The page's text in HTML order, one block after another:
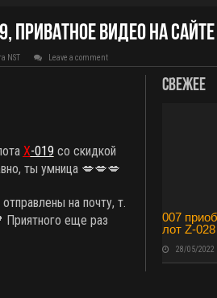
приватное видео на сайте
NST Leave a comment
Свежее
007
лот Z-028
28/05/2022
X-019 со скидкой
ты умница 💋💋💋
на почту, т.
Приятного еще раз